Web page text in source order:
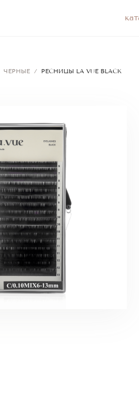
ЧЕРНЫЕ / РЕСНИЦЫ LA VUE BLACK